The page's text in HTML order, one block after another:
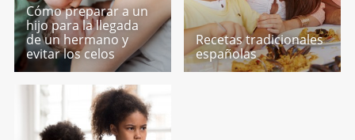
Cómo preparar a un
hijo para la llegada
de un hermano y
evitar los celos
Recetas tradicionales
españolas